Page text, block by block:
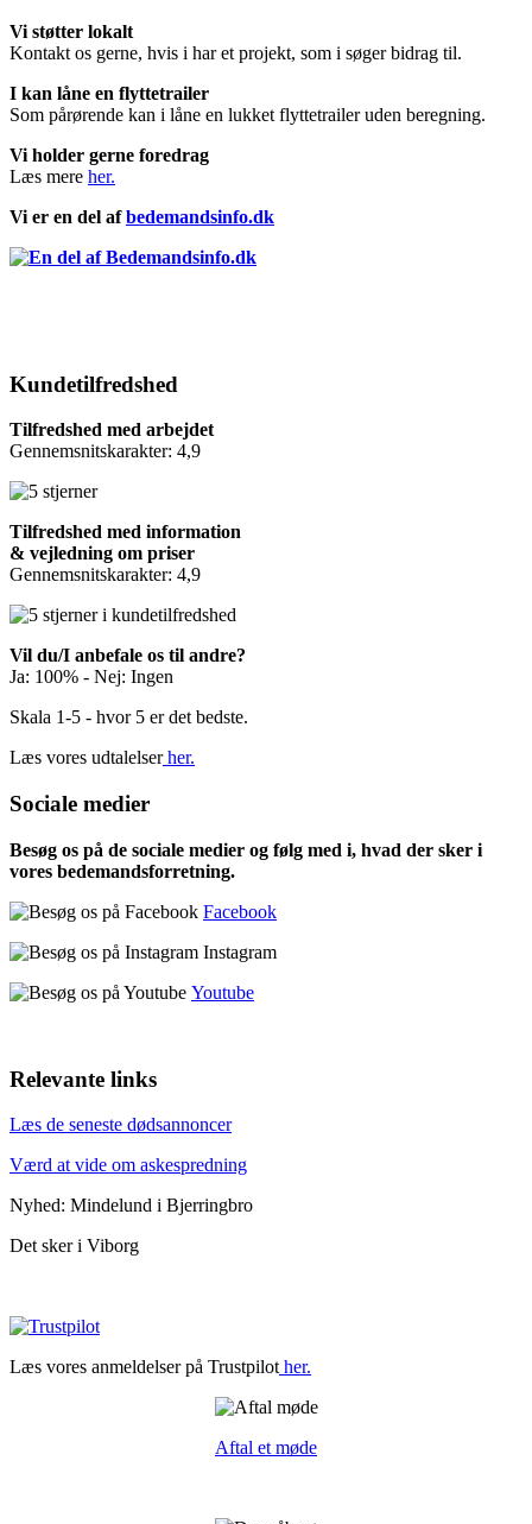
Vi støtter lokalt
Kontakt os gerne, hvis i har et projekt, som i søger bidrag til.
I kan låne en flyttetrailer
Som pårørende kan i låne en lukket flyttetrailer uden beregning.
Vi holder gerne foredrag
Læs mere her.
Vi er en del afbedemandsinfo.dk
Kundetilfredshed
Tilfredshed med arbejdet
Gennemsnitskarakter: 4,9
Tilfredshed med information
& vejledning om priser
Gennemsnitskarakter: 4,9
Vil du/I anbefale os til andre?
Ja: 100% - Nej: Ingen
Skala 1-5 - hvor 5 er det bedste.
Læs vores udtalelserher.
Sociale medier
Besøg os på de sociale medier og følg med i, hvad der sker i
vores bedemandsforretning.
Facebook
Instagram
Youtube
Relevante links
Læs de seneste dødsannoncer
Værd at vide om askespredning
Nyhed: Mindelund i Bjerringbro
Det sker i Viborg
Læs vores anmeldelser på Trustpilot her.
Aftal et møde